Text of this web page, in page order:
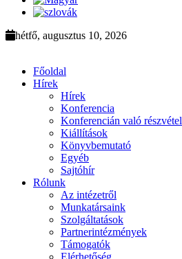
hétfő, augusztus 10, 2026
Főoldal
Hírek
Hírek
Konferencia
Konferencián való részvétel
Kiállítások
Könyvbemutató
Egyéb
Sajtóhír
Rólunk
Az intézetről
Munkatársaink
Szolgáltatások
Partnerintézmények
Támogatók
Elérhetőség